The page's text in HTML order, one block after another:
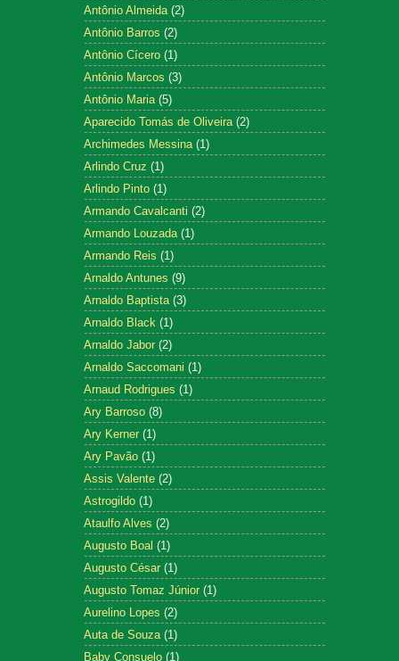
Antônio Almeida (2)
Antônio Barros (2)
Antônio Cícero (1)
Antônio Marcos (3)
Antônio Maria (5)
Aparecido Tomás de Oliveira (2)
Archimedes Messina (1)
Arlindo Cruz (1)
Arlindo Pinto (1)
Armando Cavalcanti (2)
Armando Louzada (1)
Armando Reis (1)
Arnaldo Antunes (9)
Arnaldo Baptista (3)
Arnaldo Black (1)
Arnaldo Jabor (2)
Arnaldo Saccomani (1)
Arnaud Rodrigues (1)
Ary Barroso (8)
Ary Kerner (1)
Ary Pavão (1)
Assis Valente (2)
Astrogildo (1)
Ataulfo Alves (2)
Augusto Boal (1)
Augusto César (1)
Augusto Tomaz Júnior (1)
Aurelino Lopes (2)
Auta de Souza (1)
Baby Consuelo (1)